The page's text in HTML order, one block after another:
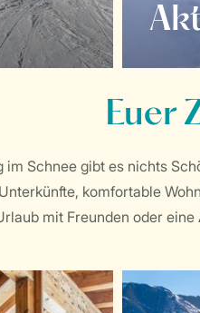
Euer
im Schnee gibt es nichts
komfortable
mit Freunden oder